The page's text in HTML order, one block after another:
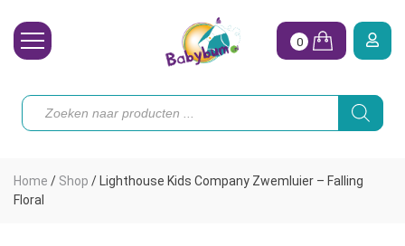
Toebehoren
Vrouw
0
Producten
zoeken
Home / Shop / Lighthouse Kids Company Zwemluier – Falling
Floral